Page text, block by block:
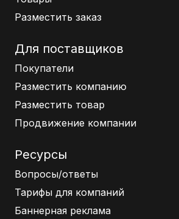
Разместить заказ
Для поставщиков
Покупатели
Разместить компанию
Разместить товар
Продвижение компании
Ресурсы
Вопросы/ответы
Тарифы для компаний
Баннерная реклама